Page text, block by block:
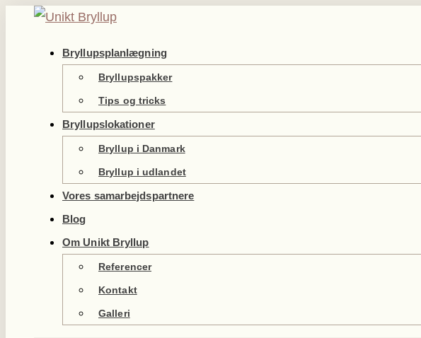
Videre
Bryllupsplanlægning
Bryllupspakker
Tips og tricks
Bryllupslokationer
Bryllup i Danmark
Bryllup i udlandet
Vores samarbejdspartnere
Blog
Om Unikt Bryllup
Referencer
Kontakt
Galleri